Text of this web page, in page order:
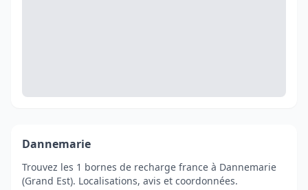
Dannemarie
Trouvez les 1 bornes de recharge france à Dannemarie
(Grand Est). Localisations, avis et coordonnées.